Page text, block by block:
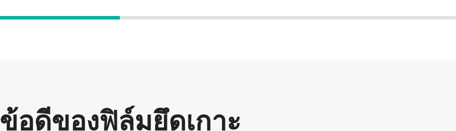
รักษาความสด ซูเปอร์มาร์เก็ต
ข้อดีของฟิล์มยึดเกาะ